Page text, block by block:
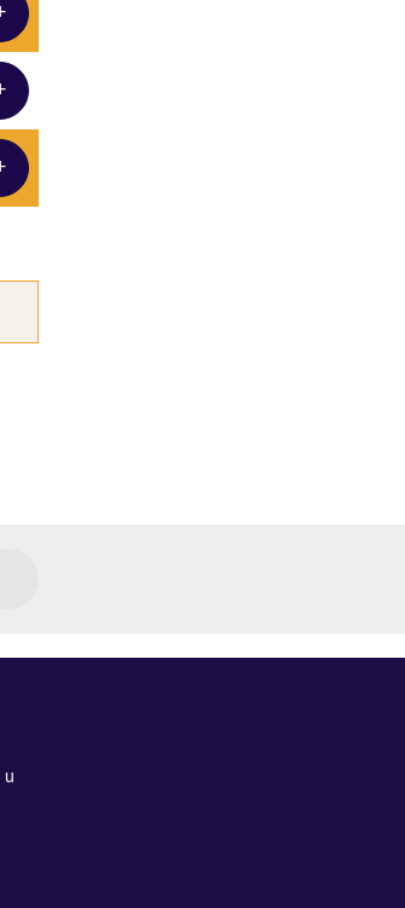
Voeg ticket toe
Voeg ticket toe
Voeg ticket toe
u